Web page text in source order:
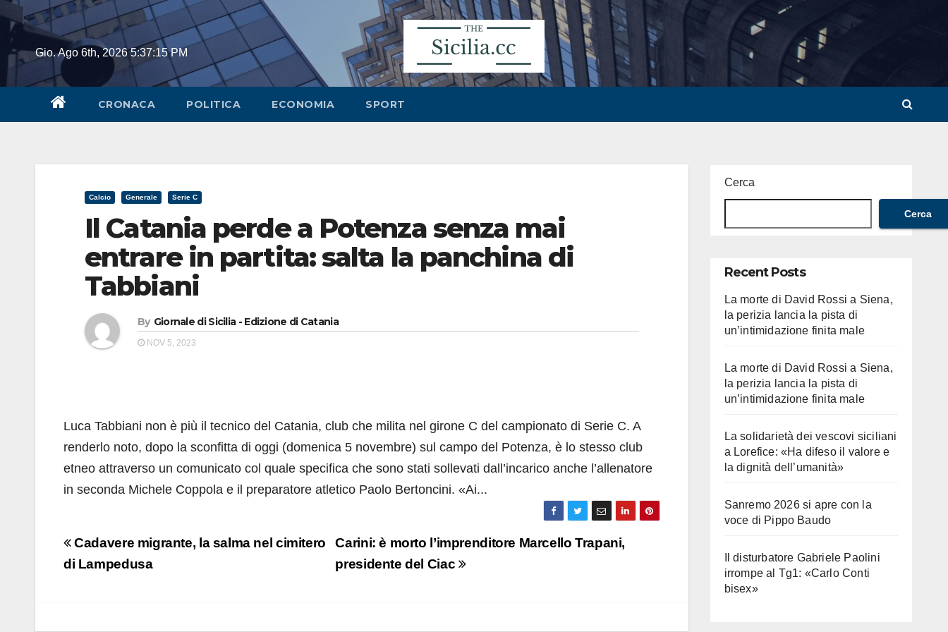
Skip
contentGio. Ago 6th, 20265:37:16 PM
CRONACA POLITICA ECONOMIA SPORT
Calcio Generale Serie C
Il Catania perde a Potenza senza mai
entrare in partita: salta la panchina di
Tabbiani
By Giornale di Sicilia - Edizione di Catania
NOV 5, 2023
Luca Tabbiani non è più il tecnico del Catania, club che milita nel girone C del campionato di Serie C. A
renderlo noto, dopo la sconfitta di oggi (domenica 5 novembre) sul campo del Potenza, è lo stesso club
etneo attraverso un comunicato col quale specifica che sono stati sollevati dall’incarico anche l’allenatore
in seconda Michele Coppola e il preparatore atletico Paolo Bertoncini. «Ai...
Navigazione
articoli
Carini: è morto l’imprenditore Marcello Trapani,
presidente del Ciac
Cadavere migrante, la salma nel cimitero
di Lampedusa
Cerca
Cerca
Recent Posts
La morte di David Rossi a Siena,
la perizia lancia la pista di
un’intimidazione finita male
La morte di David Rossi a Siena,
la perizia lancia la pista di
un’intimidazione finita male
La solidarietà dei vescovi siciliani
a Lorefice: «Ha difeso il valore e
la dignità dell’umanità»
Sanremo 2026 si apre con la
voce di Pippo Baudo
Il disturbatore Gabriele Paolini
irrompe al Tg1: «Carlo Conti
bisex»